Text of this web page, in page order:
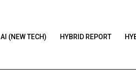
AI (NEW TECH) HYBRID REPORT